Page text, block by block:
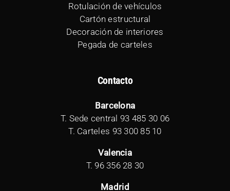
Rotulación de vehículos
Cartón estructural
Decoración de interiores
Pegada de carteles
Contacto
Barcelona
T. Sede central 93 485 30 06
T. Carteles 93 300 85 10
Valencia
T. 96 356 28 30
Madrid